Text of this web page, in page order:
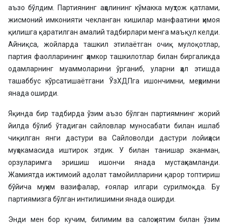
аъзо бўлдим. Партиянинг аҳолининг кўмакка муҳтож қатлами,
жисмоний имконияти чекланган кишилар манфаатини ҳимоя
қилишга қаратилган амалий тадбирлари менга маъқул келди.
Айниқса, жойларда ташкил этилаётган очиқ мулоқотлар,
партия фаолларининг ҳамкор ташкилотлар билан биргаликда
одамларнинг муаммоларини ўрганиб, уларни ҳал этишда
ташаббус кўрсатишаётгани ЎзХДПга ишончимни, меҳримни
янада оширди.
Яқинда бир тадбирда ўзим аъзо бўлган партиямнинг жорий
йилда бўлиб ўтадиган сайловлар муносабати билан ишлаб
чиқилган янги дастури ва Сайловолди дастури лойиҳаси
муҳокамасида иштирок этдик. У билан танишар эканман,
орзуларимга эришиш ишончи янада мустаҳкамланди.
Жамиятда ижтимоий адолат тамойилларини қарор топтириш
бўйича муҳим вазифалар, ғоялар илгари сурилмоқда. Бу
партиямизга бўлган интилишимни янада оширди.
Энди мен бор кучим, билимим ва салоҳиятим билан ўзим